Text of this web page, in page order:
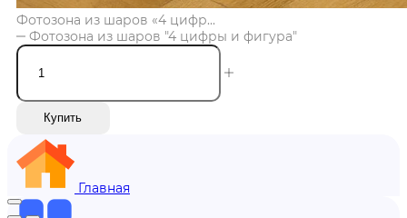
Фотозона из шаров «4 цифр...
Фотозона из шаров "4 цифры и фигура"
Купить
Главная